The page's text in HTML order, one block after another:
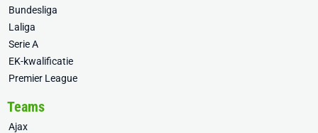
Bundesliga
Laliga
Serie A
EK-kwalificatie
Premier League
Teams
Ajax